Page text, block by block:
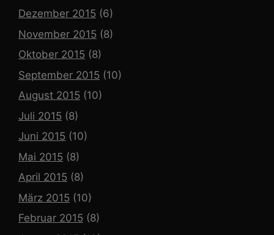
Dezember 2015 (6)
November 2015 (8)
Oktober 2015 (8)
September 2015 (10)
August 2015 (10)
Juli 2015 (8)
Juni 2015 (10)
Mai 2015 (8)
April 2015 (8)
März 2015 (10)
Februar 2015 (8)